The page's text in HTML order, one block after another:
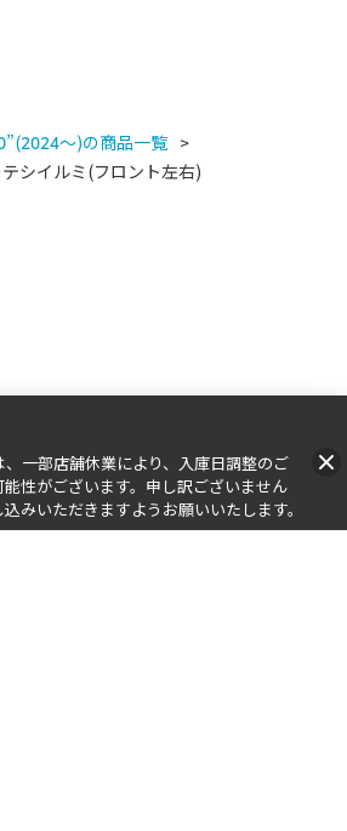
～)の商品一覧
シイルミ(フロント左右)
一部店舗休業により、入庫日調整のご
性がございます。申し訳ございません
みいただきますようお願いいたします。​​